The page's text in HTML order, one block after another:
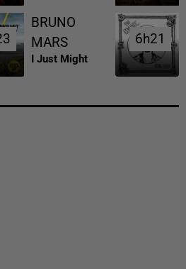
BRUNO
MARS
I Just Might
6h21
6h21